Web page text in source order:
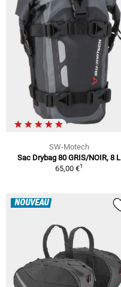
SW-Motech
Sac Drybag 80 GRIS/NOIR, 8 L
65,00 €1
NOUVEAU